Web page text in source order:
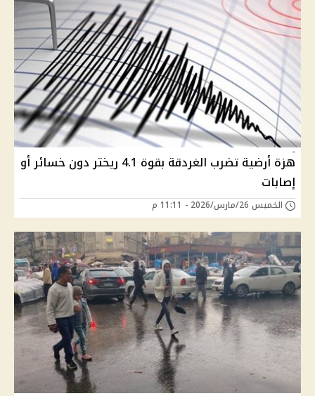
هزة أرضية تضرب الغردقة بقوة 4.1 ريختر دون خسائر أو
إصابات
الخميس 26/مارس/2026 - 11:11 م